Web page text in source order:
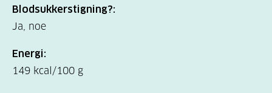
Blodsukkerstigning?:
Ja, noe
Energi:
149 kcal/100 g